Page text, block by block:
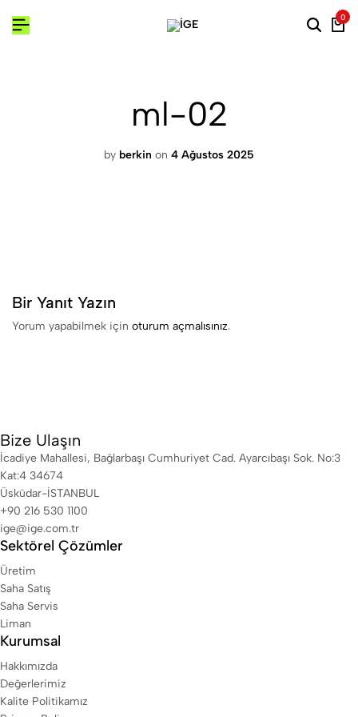
0
ml-02
by berkin on 4 Ağustos 2025
Bir Yanıt Yazın
Yorum yapabilmek için oturum açmalısınız.
Bize Ulaşın
İcadiye Mahallesi, Bağlarbaşı Cumhuriyet Cad. Ayarcıbaşı Sok. No:3
Kat:4 34674
Üsküdar-İSTANBUL
+90 216 530 1100
ige@ige.com.tr
Sektörel Çözümler
Üretim
Saha Satış
Saha Servis
Liman
Kurumsal
Hakkımızda
Değerlerimiz
Kalite Politikamız